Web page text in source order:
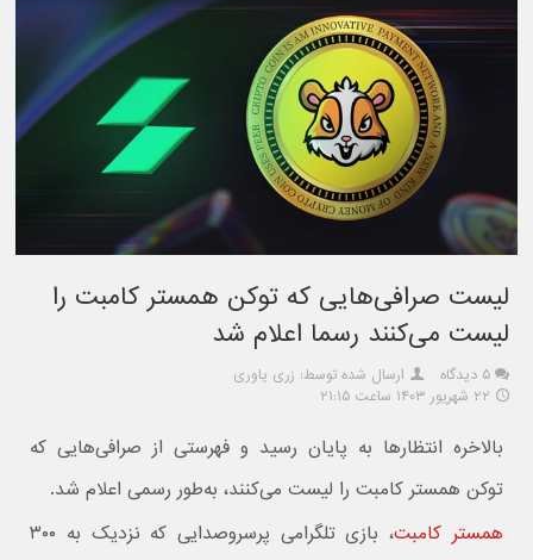
لیست صرافی‌هایی که توکن همستر کامبت را
لیست می‌کنند رسما اعلام شد
۵ دیدگاه
ارسال شده توسط: زری یاوری
۲۲ شهریور ۱۴۰۳ ساعت ۲۱:۱۵
بالاخره انتظارها به پایان رسید و فهرستی از صرافی‌هایی که
توکن همستر کامبت را لیست می‌کنند، به‌طور رسمی اعلام شد.
همستر کامبت
، بازی تلگرامی پرسروصدایی که نزدیک به ۳۰۰